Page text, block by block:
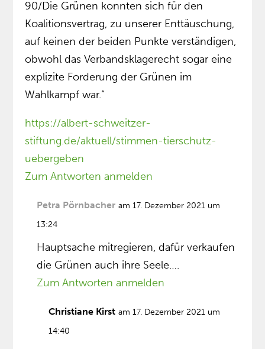
90/Die Grünen konnten sich für den
Koalitionsvertrag, zu unserer Enttäuschung,
auf keinen der beiden Punkte verständigen,
obwohl das Verbandsklagerecht sogar eine
explizite Forderung der Grünen im
Wahlkampf war.“
https://albert-schweitzer-
stiftung.de/aktuell/stimmen-tierschutz-
uebergeben
Zum Antworten anmelden
Petra Pörnbacher am 17. Dezember 2021 um
13:24
Hauptsache mitregieren, dafür verkaufen
die Grünen auch ihre Seele….
Zum Antworten anmelden
Christiane Kirst am 17. Dezember 2021 um
14:40